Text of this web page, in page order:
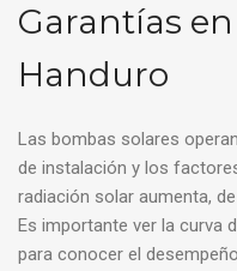
Garantías
Handuro
Las bombas solares
de instalación y los
radiación solar aumenta,
Es importante ver la curva
para conocer el